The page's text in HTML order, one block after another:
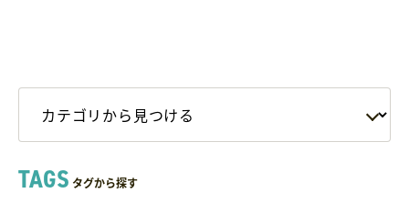
TAGS タグから探す